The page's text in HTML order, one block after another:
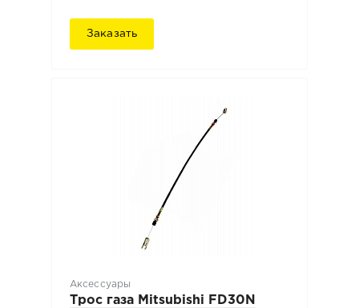
Заказать
Аксессуары
Трос газа Mitsubishi FD30N